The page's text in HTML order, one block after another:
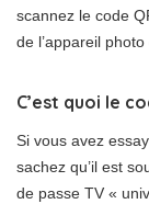
scannez le code
de l’appareil
C’est quoi le
Si vous avez
sachez qu’il est
de passe TV «